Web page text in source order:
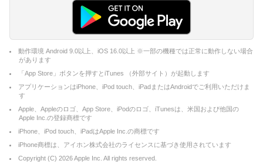
動作環境 Android 9.0以上、iOS 16.0以上 ※一部の機種では正常に動作しない場合
があります
「App Store」ボタンを押すとiTunes （外部サイト）が起動します
アプリケーションはiPhone、iPod touch、iPadまたはAndroidでご利用いただけま
す
Apple、Appleのロゴ、App Store、iPodのロゴ、iTunesは、米国および他国の
Apple Inc.の登録商標です
iPhone、iPod touch、iPadはApple Inc.の商標です
iPhone商標は、アイホン株式会社のライセンスに基づき使用されています
Copyright (C) 2026Apple Inc. All rights reserved.